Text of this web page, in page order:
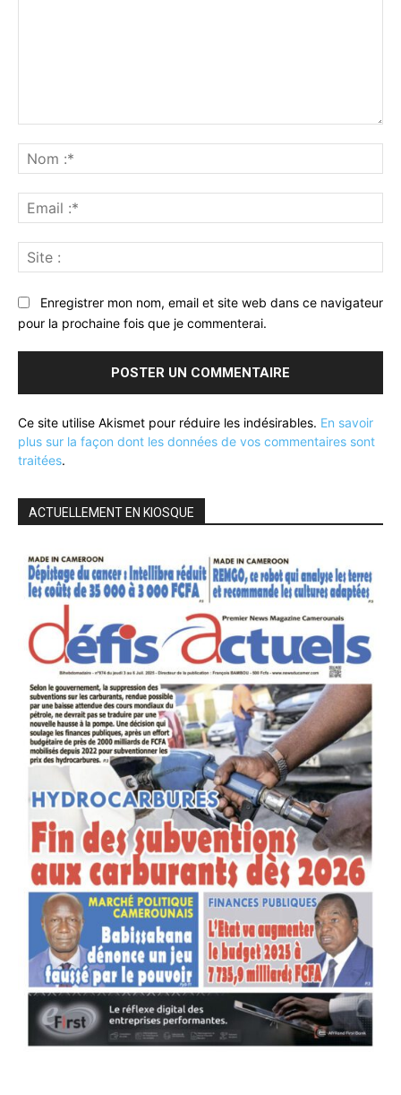
:*
:*
:
Enregistrer mon nom, email et site web dans ce navigateur
pour la prochaine fois que je commenterai.
Ce site utilise Akismet pour réduire les indésirables. En savoir
plus sur la façon dont les données de vos commentaires sont
traitées.
ACTUELLEMENT EN KIOSQUE